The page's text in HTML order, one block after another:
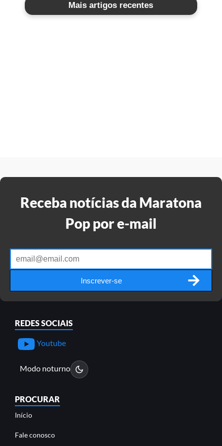
Mais artigos recentes
Receba notícias da Maratona
Pop por e-mail
Inscrever-se
REDES SOCIAIS
Youtube
Modo noturno
PROCURAR
Início
Fale conosco